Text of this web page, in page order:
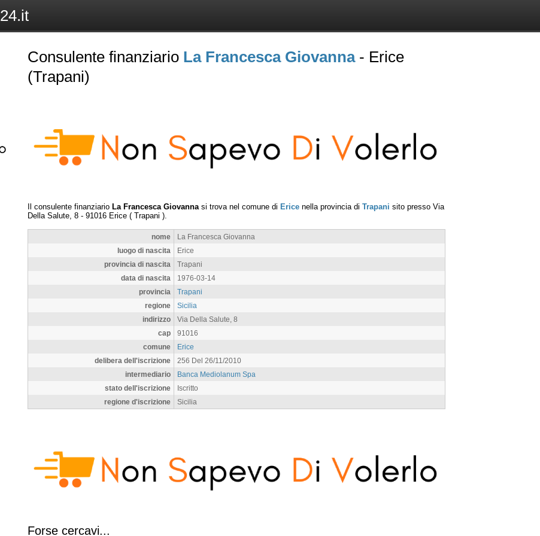
Consulente finanziario La Francesca Giovanna- Erice
(Trapani)
Il consulente finanziario La Francesca Giovanna si trova nel comune di Erice nella provincia di Trapani sito presso Via
Della Salute, 8 - 91016 Erice ( Trapani ).
nome
La Francesca Giovanna
luogo di nascita
Erice
provincia di nascita
Trapani
data di nascita
1976-03-14
provincia
Trapani
regione
Sicilia
indirizzo
Via Della Salute, 8
cap
91016
comune
Erice
delibera dell'iscrizione
256 Del 26/11/2010
intermediario
Banca Mediolanum Spa
stato dell'iscrizione
Iscritto
regione d'iscrizione
Sicilia
Forse cercavi...